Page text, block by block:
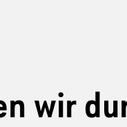
wir